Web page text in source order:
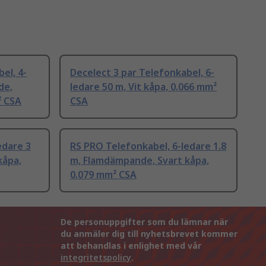
4-
Decelect 3 par Telefonkabel, 6-
ledare 50 m, Vit kåpa, 0.066 mm²
CSA
3
RS PRO Telefonkabel, 6-ledare 1.8
m, Flamdämpande, Svart kåpa,
0.079 mm² CSA
De personuppgifter som du lämnar när
du anmäler dig till nyhetsbrevet kommer
att behandlas i enlighet med vår
integritetspolicy.